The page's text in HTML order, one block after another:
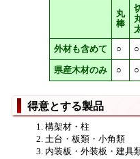
丸
棒
外材も含めて
○ ○
県産木材のみ ○ ○
得意とする製品
構架材・柱
土台・板類・小角類
内装板・外装板・建具